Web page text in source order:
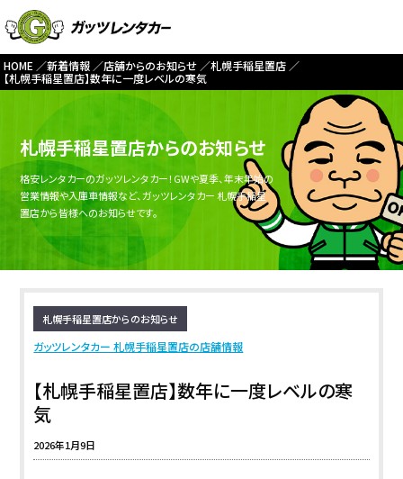
HOME 新着情報 店舗からのお知らせ
札幌手稲星置店
【札幌手稲星置店】数年に一度レベルの寒気
札幌手稲星置店からのお知らせ
格安レンタカーのガッツレンタカー！GWや夏季、年末年始の
営業情報や入庫車情報など、ガッツレンタカー 札幌手稲星
置店から皆様へのお知らせです。
札幌手稲星置店からのお知らせ
ガッツレンタカー 札幌手稲星置店の店舗情報
【札幌手稲星置店】数年に一度レベルの寒
気
2026年1月9日